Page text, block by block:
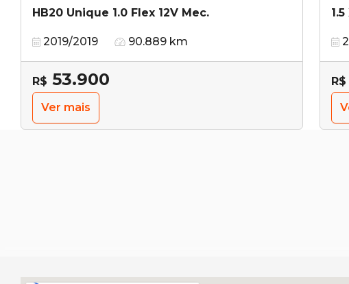
HB20 Unique 1.0 Flex 12V Mec.
2019/2019 90.889 km
R$ 53.900
Ver mais
R$